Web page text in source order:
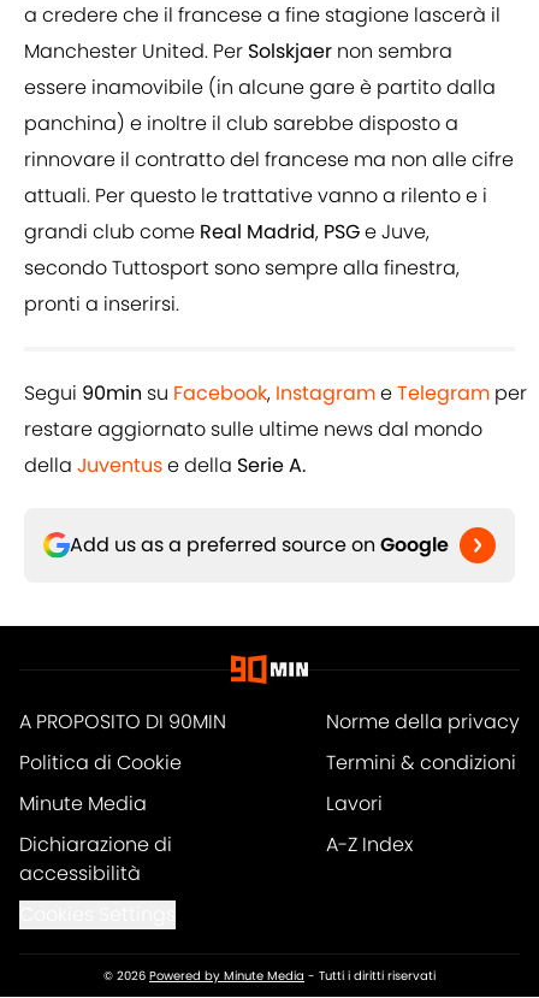
a credere che il francese a fine stagione lascerà il
Manchester United. Per Solskjaer non sembra
essere inamovibile (in alcune gare è partito dalla
panchina) e inoltre il club sarebbe disposto a
rinnovare il contratto del francese ma non alle cifre
attuali. Per questo le trattative vanno a rilento e i
grandi club come Real Madrid, PSGe Juve,
secondo Tuttosport sono sempre alla finestra,
pronti a inserirsi.
Segui 90min su Facebook, InstagrameTelegram per
restare aggiornato sulle ultime news dal mondo
della Juventuse della Serie A.
Add us as a preferred source on Google
A PROPOSITO DI 90MIN
Norme della privacy
Politica di Cookie
Termini & condizioni
Minute Media
Lavori
Dichiarazione di
accessibilità
A-Z Index
© 2026 Powered by Minute Media - Tutti i diritti riservati